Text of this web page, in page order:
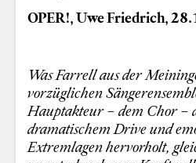
OPER!, Uwe Friedrich,
Was Farrell aus der
vorzüglichen
Hauptakteur – dem Chor –
dramatischem Drive und
Extremlagen hervorholt,